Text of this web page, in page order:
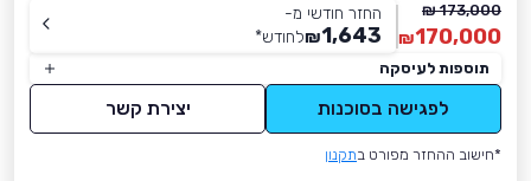
173,000 ₪
170,000
₪
החזר חודשי מ-
1,643
₪לחודש*
תוספות לעיסקה
לפגישה בסוכנות יצירת קשר
*חישוב ההחזר מפורט בתקנון